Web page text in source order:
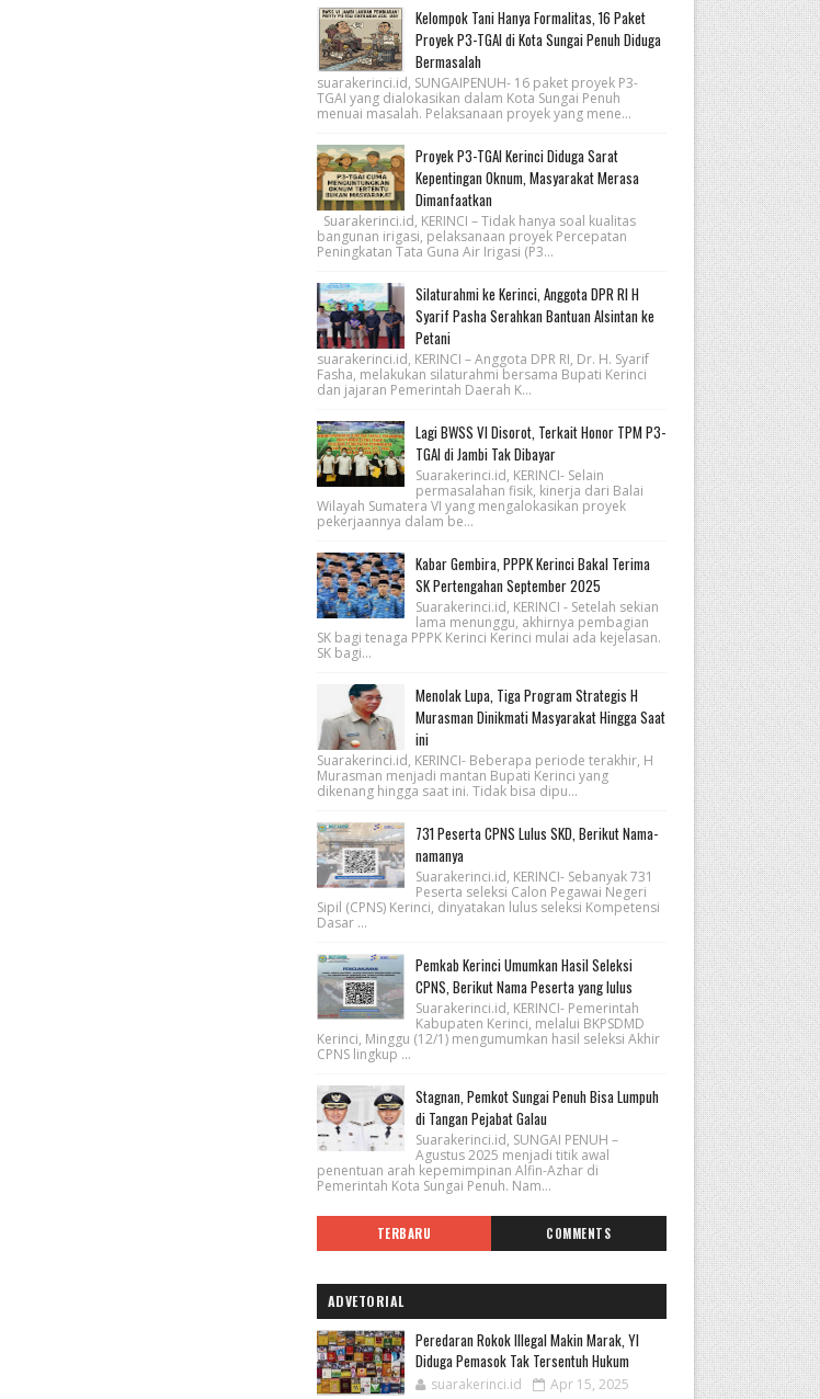
Kelompok Tani Hanya Formalitas, 16 Paket
Proyek P3-TGAI di Kota Sungai Penuh Diduga
Bermasalah
suarakerinci.id, SUNGAIPENUH- 16 paket proyek P3-
TGAI yang dialokasikan dalam Kota Sungai Penuh
menuai masalah. Pelaksanaan proyek yang mene...
Proyek P3-TGAI Kerinci Diduga Sarat
Kepentingan Oknum, Masyarakat Merasa
Dimanfaatkan
Suarakerinci.id, KERINCI – Tidak hanya soal kualitas
bangunan irigasi, pelaksanaan proyek Percepatan
Peningkatan Tata Guna Air Irigasi (P3...
Silaturahmi ke Kerinci, Anggota DPR RI H
Syarif Pasha Serahkan Bantuan Alsintan ke
Petani
suarakerinci.id, KERINCI – Anggota DPR RI, Dr. H. Syarif
Fasha, melakukan silaturahmi bersama Bupati Kerinci
dan jajaran Pemerintah Daerah K...
Lagi BWSS VI Disorot, Terkait Honor TPM P3-
TGAI di Jambi Tak Dibayar
Suarakerinci.id, KERINCI- Selain
permasalahan fisik, kinerja dari Balai
Wilayah Sumatera VI yang mengalokasikan proyek
pekerjaannya dalam be...
Kabar Gembira, PPPK Kerinci Bakal Terima
SK Pertengahan September 2025
Suarakerinci.id, KERINCI - Setelah sekian
lama menunggu, akhirnya pembagian
SK bagi tenaga PPPK Kerinci Kerinci mulai ada kejelasan.
SK bagi...
Menolak Lupa, Tiga Program Strategis H
Murasman Dinikmati Masyarakat Hingga Saat
ini
Suarakerinci.id, KERINCI- Beberapa periode terakhir, H
Murasman menjadi mantan Bupati Kerinci yang
dikenang hingga saat ini. Tidak bisa dipu...
731 Peserta CPNS Lulus SKD, Berikut Nama-
namanya
Suarakerinci.id, KERINCI- Sebanyak 731
Peserta seleksi Calon Pegawai Negeri
Sipil (CPNS) Kerinci, dinyatakan lulus seleksi Kompetensi
Dasar ...
Pemkab Kerinci Umumkan Hasil Seleksi
CPNS, Berikut Nama Peserta yang lulus
Suarakerinci.id, KERINCI- Pemerintah
Kabupaten Kerinci, melalui BKPSDMD
Kerinci, Minggu (12/1) mengumumkan hasil seleksi Akhir
CPNS lingkup ...
Stagnan, Pemkot Sungai Penuh Bisa Lumpuh
di Tangan Pejabat Galau
Suarakerinci.id, SUNGAI PENUH –
Agustus 2025 menjadi titik awal
penentuan arah kepemimpinan Alfin-Azhar di
Pemerintah Kota Sungai Penuh. Nam...
TERBARU COMMENTS
ADVETORIAL
Peredaran Rokok Illegal Makin Marak, YI
Diduga Pemasok Tak Tersentuh Hukum
suarakerinci.id Apr 15, 2025